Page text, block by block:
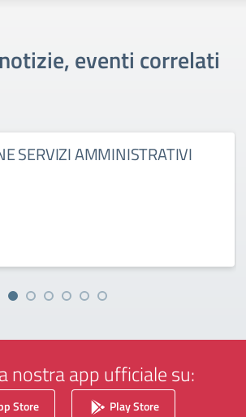
eventi correlati
SERVIZI AMMINISTRATIVI
nostra app ufficiale su:
Store Play Store